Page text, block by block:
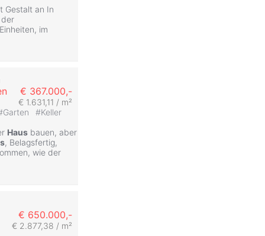
Gestalt an In
der
im
€ 367.000,-
€ 1.631,11 / m²
Garten #Keller
Haus bauen, aber
, Belagsfertig,
wie der
€ 650.000,-
€ 2.877,38 / m²